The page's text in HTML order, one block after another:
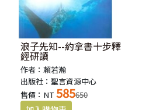
浪子先知--約拿書十步釋
經研讀
作者：賴若瀚
出版社：聖言資源中心
售價：NT 585650